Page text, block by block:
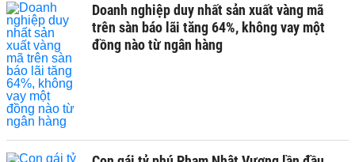
Doanh nghiệp duy nhất sản xuất vàng mã
trên sàn báo lãi tăng 64%, không vay một
đồng nào từ ngân hàng